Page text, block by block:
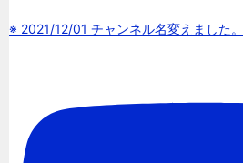
※ 2021/12/01 チャンネル名変えました。